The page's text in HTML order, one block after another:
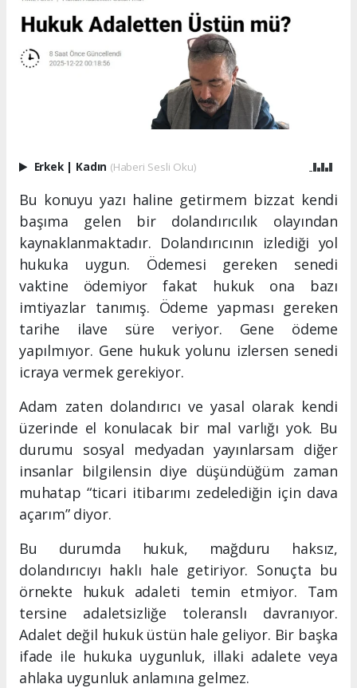
Erkek | Kadın (Haberi Sesli Oku)
Bu konuyu yazı haline getirmem bizzat kendi
başıma gelen bir dolandırıcılık olayından
kaynaklanmaktadır. Dolandırıcının izlediği yol
hukuka uygun. Ödemesi gereken senedi
vaktine ödemiyor fakat hukuk ona bazı
imtiyazlar tanımış. Ödeme yapması gereken
tarihe ilave süre veriyor. Gene ödeme
yapılmıyor. Gene hukuk yolunu izlersen senedi
icraya vermek gerekiyor.
Adam zaten dolandırıcı ve yasal olarak kendi
üzerinde el konulacak bir mal varlığı yok. Bu
durumu sosyal medyadan yayınlarsam diğer
insanlar bilgilensin diye düşündüğüm zaman
muhatap “ticari itibarımı zedelediğin için dava
açarım” diyor.
Bu durumda hukuk, mağduru haksız,
dolandırıcıyı haklı hale getiriyor. Sonuçta bu
örnekte hukuk adaleti temin etmiyor. Tam
tersine adaletsizliğe toleranslı davranıyor.
Adalet değil hukuk üstün hale geliyor. Bir başka
ifade ile hukuka uygunluk, illaki adalete veya
ahlaka uygunluk anlamına gelmez.